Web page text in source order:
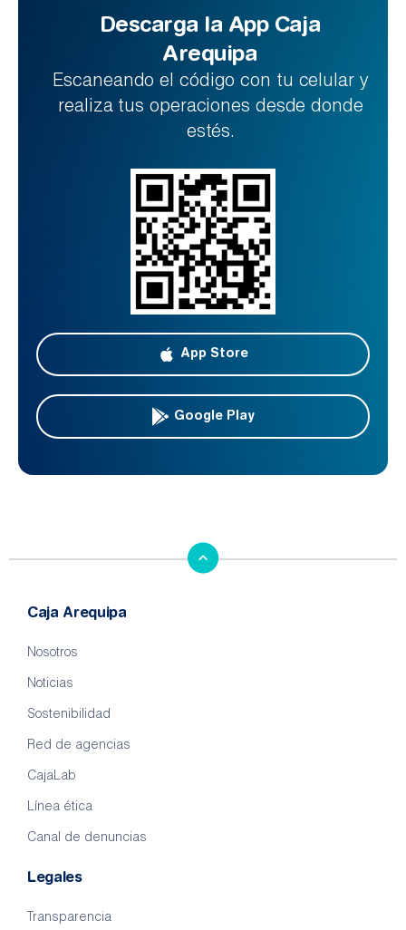
Descarga la App Caja
Arequipa
Escaneando el código con tu celular y
realiza tus operaciones desde donde
estés.
App Store
Google Play
Caja Arequipa
Nosotros
Noticias
Sostenibilidad
Red de agencias
CajaLab
Línea ética
Canal de denuncias
Legales
Transparencia